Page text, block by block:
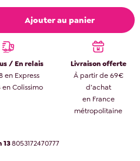
Ajouter au panier
/ En relais
en Express
en Colissimo
Livraison offerte
À partir de 69€
d’achat
en France
métropolitaine
138053172470777